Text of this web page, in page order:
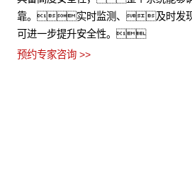
靠。实时监测、及时发现
可进一步提升安全性。
预约专家咨询 >>